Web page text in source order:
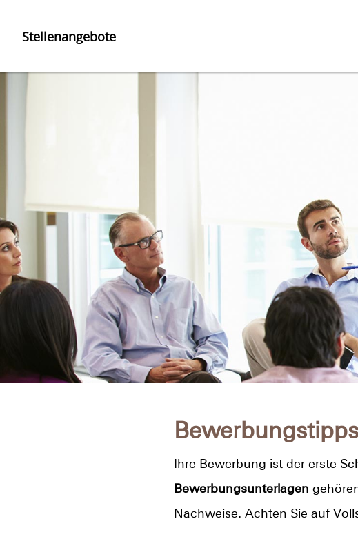
Stellenangebote
Bewerbungstipps
Ihre Bewerbung ist der erste
Bewerbungsunterlagen
Nachweise. Achten Sie auf